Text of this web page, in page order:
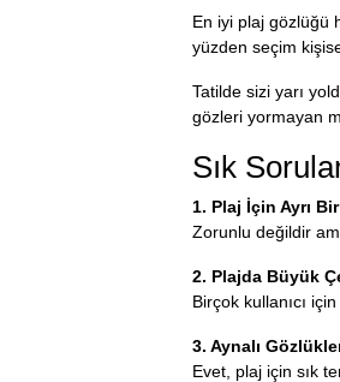
En iyi plaj gözlüğü
yüzden seçim
Tatilde sizi yarı
gözleri yormayan
Sık
1. Plaj İçin Ayrı
Zorunlu değildir
2. Plajda Büyük
Birçok kullanıcı
3. Aynalı
Evet, plaj için sık